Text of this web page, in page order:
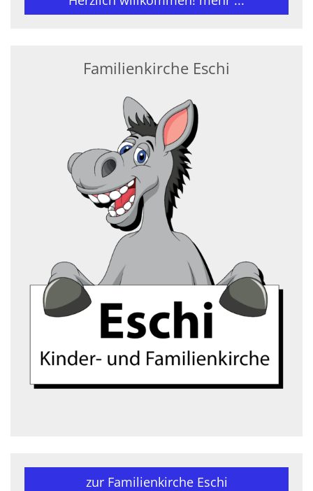
Familienkirche Eschi
zur Familienkirche Eschi